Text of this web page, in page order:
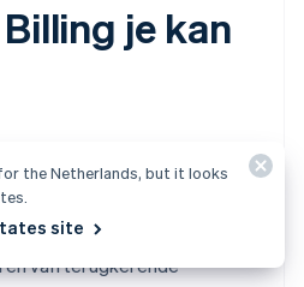
je kan
klanten factureren en beheren
periodieke facturatie
gebruik en
binnen enkele minuten met
van terugkerende
the Netherlands, but it looks
site